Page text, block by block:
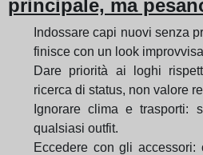
principale, ma
Indossare capi nuovi senza
finisce con un look
Dare priorità ai loghi
ricerca di status, non valore
Ignorare clima e trasporti:
qualsiasi outfit.
Eccedere con gli